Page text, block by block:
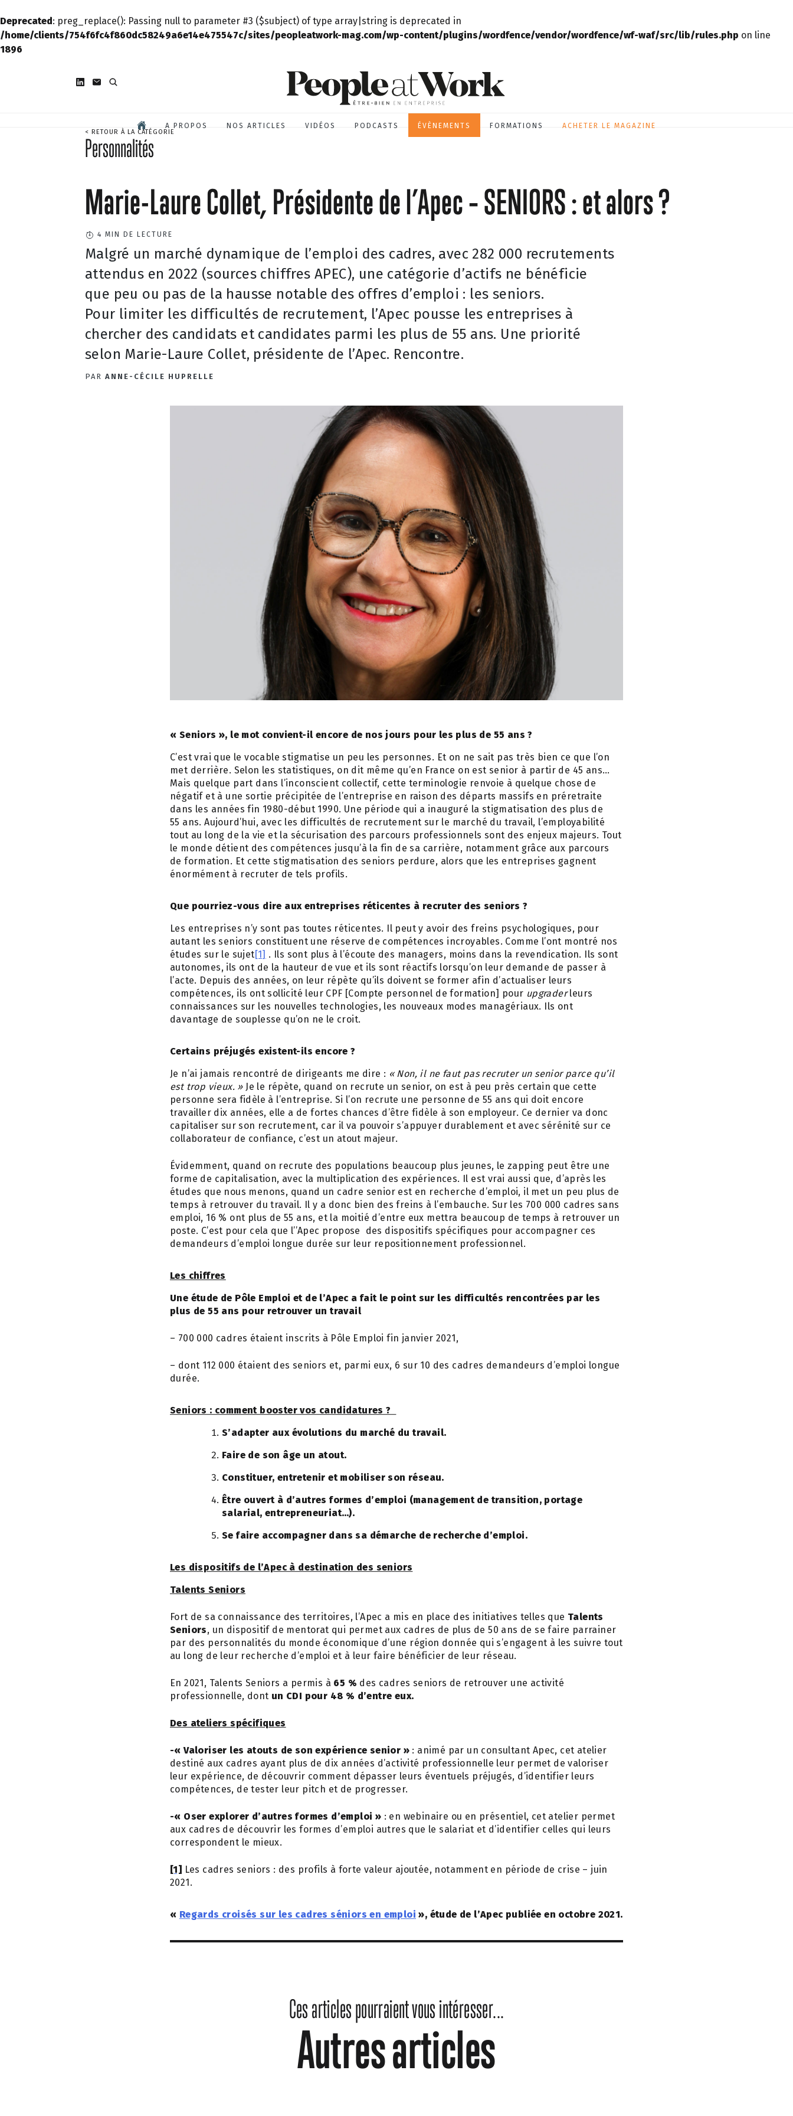
Deprecated: preg_replace(): Passing null to parameter #3 ($subject) of type array|string is deprecated in
/home/clients/754f6fc4f860dc58249a6e14e475547c/sites/peopleatwork-mag.com/wp-content/plugins/wordfence/vendor/wordfence/wf-waf/src/lib/rules.php on line
1896
A PROPOS NOS ARTICLES VIDÉOS PODCASTS ÉVÈNEMENTS FORMATIONS ACHETER LE MAGAZINE
< RETOUR À LA CATÉGORIE
Personnalités
Marie-Laure Collet, Présidente de l’Apec – SENIORS : et alors ?
4 MIN DE LECTURE
Malgré un marché dynamique de l’emploi des cadres, avec 282 000 recrutements
attendus en 2022 (sources chiffres APEC), une catégorie d’actifs ne bénéficie
que peu ou pas de la hausse notable des offres d’emploi : les seniors.
Pour limiter les difficultés de recrutement, l’Apec pousse les entreprises à
chercher des candidats et candidates parmi les plus de 55 ans. Une priorité
selon Marie-Laure Collet, présidente de l’Apec. Rencontre.
PAR ANNE-CÉCILE HUPRELLE
« Seniors », le mot convient-il encore de nos jours pour les plus de 55 ans ?
C’est vrai que le vocable stigmatise un peu les personnes. Et on ne sait pas très bien ce que l’on
met derrière. Selon les statistiques, on dit même qu’en France on est senior à partir de 45 ans…
Mais quelque part dans l’inconscient collectif, cette terminologie renvoie à quelque chose de
négatif et à une sortie précipitée de l’entreprise en raison des départs massifs en préretraite
dans les années fin 1980-début 1990. Une période qui a inauguré la stigmatisation des plus de
55 ans. Aujourd’hui, avec les difficultés de recrutement sur le marché du travail, l’employabilité
tout au long de la vie et la sécurisation des parcours professionnels sont des enjeux majeurs. Tout
le monde détient des compétences jusqu’à la fin de sa carrière, notamment grâce aux parcours
de formation. Et cette stigmatisation des seniors perdure, alors que les entreprises gagnent
énormément à recruter de tels profils.
Que pourriez-vous dire aux entreprises réticentes à recruter des seniors ?
Les entreprises n’y sont pas toutes réticentes. Il peut y avoir des freins psychologiques, pour
autant les seniors constituent une réserve de compétences incroyables. Comme l’ont montré nos
études sur le sujet[1] . Ils sont plus à l’écoute des managers, moins dans la revendication. Ils sont
autonomes, ils ont de la hauteur de vue et ils sont réactifs lorsqu’on leur demande de passer à
l’acte. Depuis des années, on leur répète qu’ils doivent se former afin d’actualiser leurs
compétences, ils ont sollicité leur CPF [Compte personnel de formation] pour upgraderleurs
connaissances sur les nouvelles technologies, les nouveaux modes managériaux. Ils ont
davantage de souplesse qu’on ne le croit.
Certains préjugés existent-ils encore ?
Je n’ai jamais rencontré de dirigeants me dire : « Non, il ne faut pas recruter un senior parce qu’il
est trop vieux. »Je le répète, quand on recrute un senior, on est à peu près certain que cette
personne sera fidèle à l’entreprise. Si l’on recrute une personne de 55 ans qui doit encore
travailler dix années, elle a de fortes chances d’être fidèle à son employeur. Ce dernier va donc
capitaliser sur son recrutement, car il va pouvoir s’appuyer durablement et avec sérénité sur ce
collaborateur de confiance, c’est un atout majeur.
Évidemment, quand on recrute des populations beaucoup plus jeunes, le zapping peut être une
forme de capitalisation, avec la multiplication des expériences. Il est vrai aussi que, d’après les
études que nous menons, quand un cadre senior est en recherche d’emploi, il met un peu plus de
temps à retrouver du travail. Il y a donc bien des freins à l’embauche. Sur les 700 000 cadres sans
emploi, 16 % ont plus de 55 ans, et la moitié d’entre eux mettra beaucoup de temps à retrouver un
poste. C’est pour cela que l’’Apec propose des dispositifs spécifiques pour accompagner ces
demandeurs d’emploi longue durée sur leur repositionnement professionnel.
Les chiffres
Une étude de Pôle Emploi et de l’Apec a fait le point sur les difficultés rencontrées par les
plus de 55 ans pour retrouver un travail
– 700 000 cadres étaient inscrits à Pôle Emploi fin janvier 2021,
– dont 112 000 étaient des seniors et, parmi eux, 6 sur 10 des cadres demandeurs d’emploi longue
durée.
Seniors : comment booster vos candidatures ?
S’adapter aux évolutions du marché du travail.
Faire de son âge un atout.
Constituer, entretenir et mobiliser son réseau.
Être ouvert à d’autres formes d’emploi (management de transition, portage
salarial, entrepreneuriat…).
Se faire accompagner dans sa démarche de recherche d’emploi.
Les dispositifs de l’Apec à destination des seniors
Talents Seniors
Fort de sa connaissance des territoires, l’Apec a mis en place des initiatives telles que Talents
Seniors, un dispositif de mentorat qui permet aux cadres de plus de 50 ans de se faire parrainer
par des personnalités du monde économique d’une région donnée qui s’engagent à les suivre tout
au long de leur recherche d’emploi et à leur faire bénéficier de leur réseau.
En 2021, Talents Seniors a permis à 65 % des cadres seniors de retrouver une activité
professionnelle, dont un CDI pour 48 % d’entre eux.
Des ateliers spécifiques
-« Valoriser les atouts de son expérience senior » : animé par un consultant Apec, cet atelier
destiné aux cadres ayant plus de dix années d’activité professionnelle leur permet de valoriser
leur expérience, de découvrir comment dépasser leurs éventuels préjugés, d’identifier leurs
compétences, de tester leur pitch et de progresser.
-« Oser explorer d’autres formes d’emploi » : en webinaire ou en présentiel, cet atelier permet
aux cadres de découvrir les formes d’emploi autres que le salariat et d’identifier celles qui leurs
correspondent le mieux.
[1] Les cadres seniors : des profils à forte valeur ajoutée, notamment en période de crise – juin
2021.
« Regards croisés sur les cadres séniors en emploi », étude de l’Apec publiée en octobre 2021.
Ces articles pourraient vous intéresser...
Autres articles